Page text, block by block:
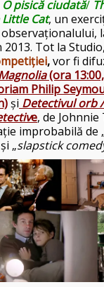
O pisică ciudată/
Cat, un
2013. Tot la
,vor fi
(ora
Philip
și Detectivul orb
e, de Johnnie
improbabilă de
„slapstick